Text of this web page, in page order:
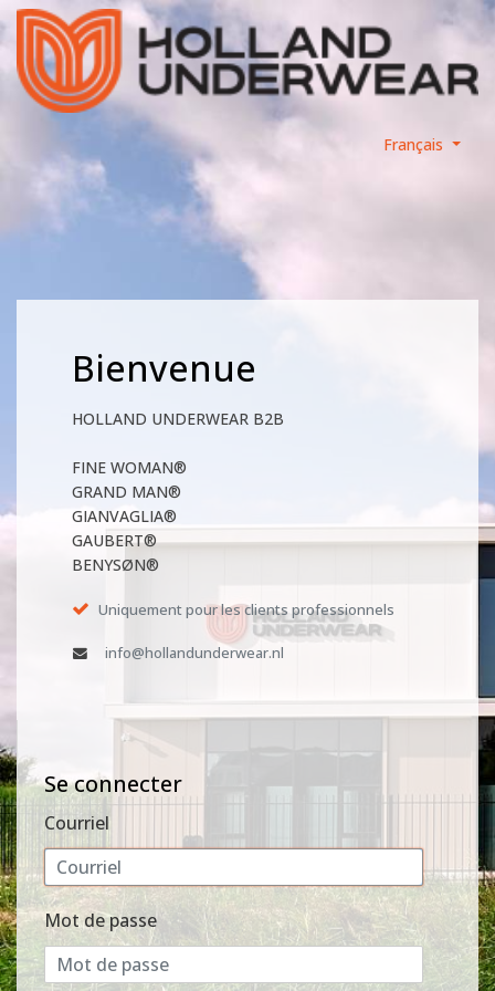
Français
Bienvenue
HOLLAND UNDERWEAR B2B
FINE WOMAN®
GRAND MAN®
GIANVAGLIA®
GAUBERT®
BENYSØN®
Uniquement pour les clients professionnels
info@hollandunderwear.nl
Se connecter
Courriel
Mot de passe